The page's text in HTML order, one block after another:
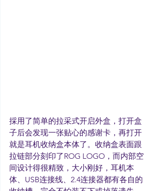
採用了简单的拉采式开启外盒，打开盒
子后会发现一张贴心的感谢卡，再打开
就是耳机收纳盒本体了。收纳盒表面跟
拉链部分刻印了ROG LOGO，而内部空
间设计得很精致，大小刚好，耳机本
体、USB连接线、2.4连接器都有各自的